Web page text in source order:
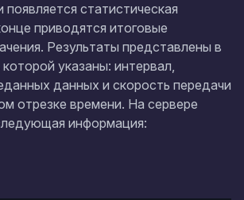
появляется статистическая
приводятся итоговые
Результаты представлены в
указаны: интервал,
данных и скорость передачи
отрезке времени. На сервере
информация: